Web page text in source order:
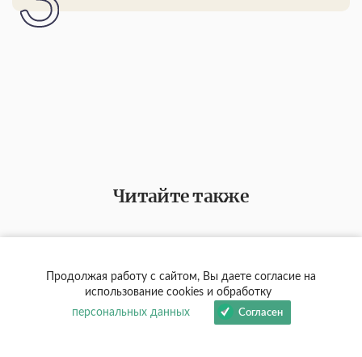
Читайте также
Продолжая работу с сайтом, Вы даете согласие на
использование cookies и обработку
персональных данных
Согласен